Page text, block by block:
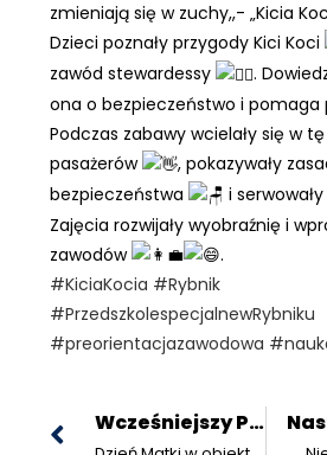
zmieniają się w zuchy,,- „Kicia
Dzieci poznały przygody Kici Koci
zawód stewardessy
.
ona o bezpieczeństwo i
Podczas zabawy wcielały się w
pasażerów
, pokazywały
bezpieczeństwa
i
Zajęcia rozwijały wyobraźnię i
zawodów
.
#KiciaKocia #Rybnik
#PrzedszkolespecjalnewRybniku
#preorientacjazawodowa
Wcześniejszy Post